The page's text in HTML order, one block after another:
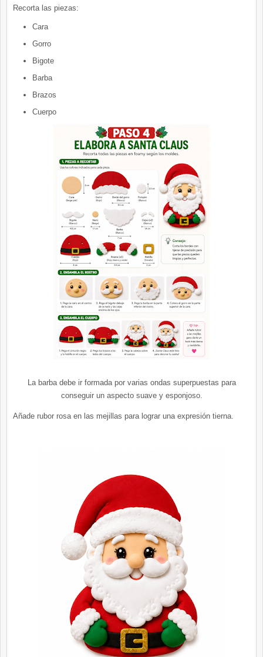
Recorta las piezas:
Cara
Gorro
Bigote
Barba
Brazos
Cuerpo
La barba debe ir formada por varias ondas superpuestas para
conseguir un aspecto suave y esponjoso.
Añade rubor rosa en las mejillas para lograr una expresión tierna.